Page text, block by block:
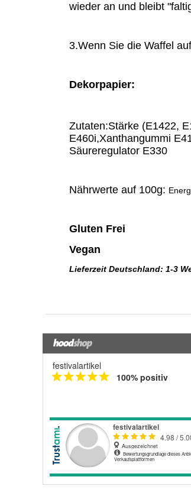
festivalartikel
100% positiv